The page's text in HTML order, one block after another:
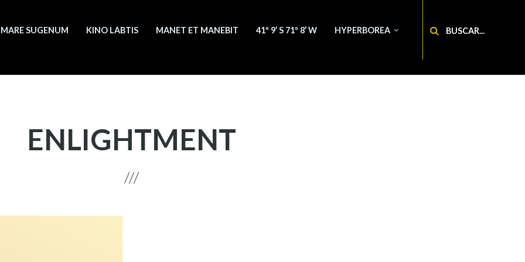
Buscar
MARE SUGENUM KINO LABTIS MANET ET MANEBIT 41º 9’ S 71º 8’ W HYPERBOREA
ENLIGHTMENT